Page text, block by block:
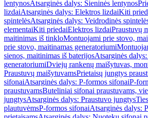
lentynosAtsarginės dalys: Sieninės lentynos
lizdaiAtsarginės dalys: Elektros lizdaiKiti
spintelėsAtsarginės dalys: Veidrodinės
elementaiKiti priedaiElektros lizdaiPraustuvų
maitinimas iš tinkloMontuojami prie stovo,
prie stovo, maitinamas generatoriumi
sienos, maitinimas iš baterijosAtsarginės
generatoriumiDviejų rankenų maišytuvas,
Praustuvų maišytuvamsPrietaisų jungtys
sifonaiAtsarginės dalys: P-formos sifonaiP-
praustuvamsButeliniai sifonai praustuvams,
jungtysAtsarginės dalys: Praustuvo jungtys
plautuvėmsP-formos sifonaiAtsarginės dalys: